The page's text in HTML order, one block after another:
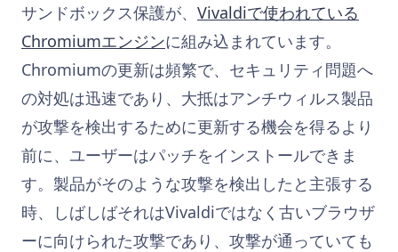
サンドボックス保護が、 Vivaldiで使われている
Chromiumエンジンに組み込まれています。
Chromiumの更新は頻繁で、セキュリティ問題へ
の対処は迅速であり、大抵はアンチウィルス製品
が攻撃を検出するために更新する機会を得るより
前に、ユーザーはパッチをインストールできま
す。製品がそのような攻撃を検出したと主張する
時、しばしばそれはVivaldiではなく古いブラウザ
ーに向けられた攻撃であり、攻撃が通っていても